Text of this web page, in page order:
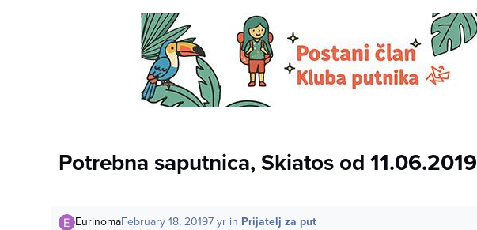
Potrebna saputnica, Skiatos od
EurinomaFebruary 18, 20197 yrin Prijatelj za put